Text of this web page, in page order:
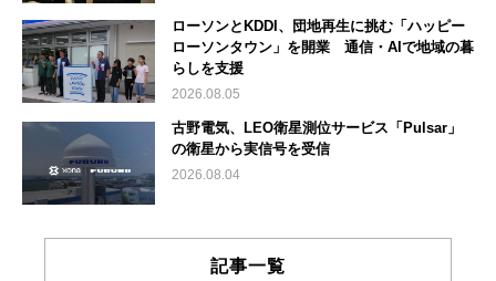
ローソンとKDDI、団地再生に挑む「ハッピー
ローソンタウン」を開業 通信・AIで地域の暮
らしを支援
2026.08.05
古野電気、LEO衛星測位サービス「Pulsar」
の衛星から実信号を受信
2026.08.04
記事一覧